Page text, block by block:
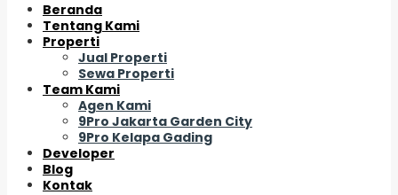
Beranda
Tentang Kami
Properti
Jual Properti
Sewa Properti
Team Kami
Agen Kami
9Pro Jakarta Garden City
9Pro Kelapa Gading
Developer
Blog
Kontak